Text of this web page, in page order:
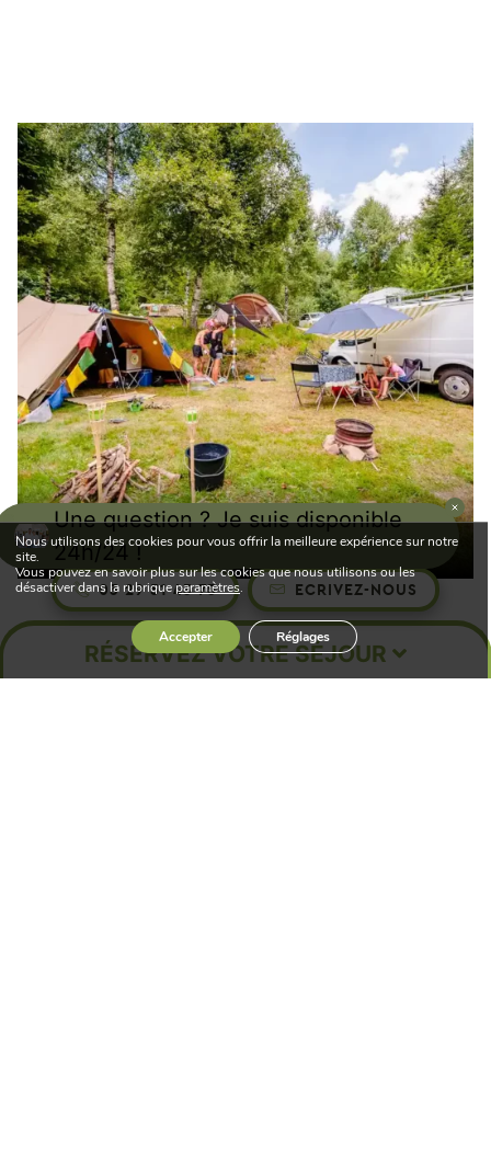
03 29 51 43 75 ECRIVEZ-NOUS
RÉSERVEZ VOTRE SÉJOUR
Comment bien choisir son camping
(et son emplacement) ?
Nous utilisons des cookies pour vous offrir la meilleure expérience sur notre
site.
Vous pouvez en savoir plus sur les cookies que nous utilisons ou les
désactiver dans la rubriqueparamètres.
Accepter Réglages
Une question ? Je suis disponible
24h/24 !